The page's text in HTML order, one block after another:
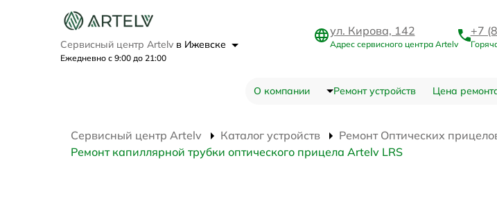
Сервисный центр Artelv в Ижевске
Ежедневно с 9:00 до 21:00
ул. Кирова, 142
Адрес сервисного центра Artelv
+7
О компании Ремонт устройств Цена
Сервисный центр Artelv Каталог устройств Ремонт Оптических
Ремонт капиллярной трубки оптического прицела Artelv LRS